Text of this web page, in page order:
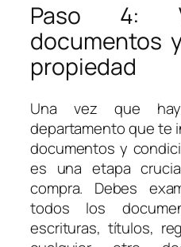
Paso 4:
documentos
propiedad
Una vez que
departamento que te
documentos y
es una etapa
compra. Debes
todos los
escrituras, títulos,